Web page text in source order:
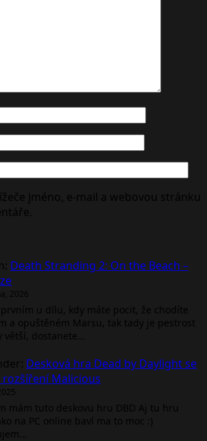
jméno, e-mail a webovou stránku
: Death Stranding 2: On the Beach –
2026
u dílu, kdy máte pocit, že chodíte
a opuštěném Marsu, tak tady je pestrost
větší, dostanete…
: Desková hra Dead by Daylight se
rozšíření Malicious
mám tuto deskovu hru DBD Aj tu hru
na PC online baví ma to moc :)